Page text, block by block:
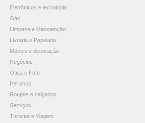
Eletrônicos e tecnologia
Gás
Limpeza e Manutenção
Livraria e Papelaria
Móveis e decoração
Negócios
Ótica e Foto
Pet shop
Roupas e calçados
Serviços
Turismo e Viagem